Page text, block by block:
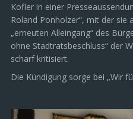
Kofler in einer
Roland Ponholzer“, mit der sie
„erneuten Alleingang“ des
ohne Stadtratsbeschluss“ der
scharf kritisiert.
Die Kündigung sorge bei „Wir